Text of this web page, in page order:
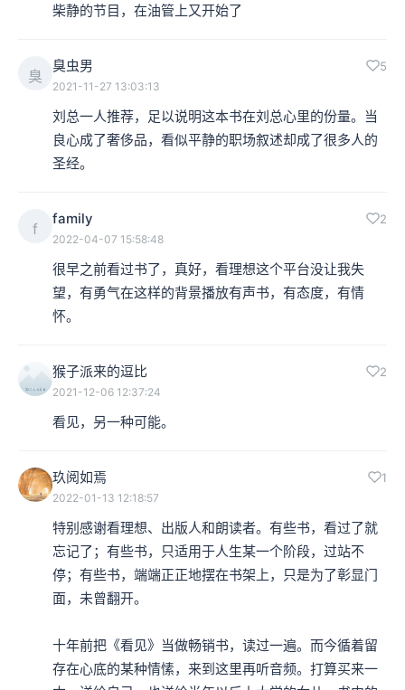
柴静的节目，在油管上又开始了
臭
臭虫男 5
2021-11-27 13:03:13
刘总一人推荐，足以说明这本书在刘总心里的份量。当
良心成了奢侈品，看似平静的职场叙述却成了很多人的
圣经。
f
family 2
2022-04-07 15:58:48
很早之前看过书了，真好，看理想这个平台没让我失
望，有勇气在这样的背景播放有声书，有态度，有情
怀。
猴子派来的逗比 2
2021-12-06 12:37:24
看见，另一种可能。
玖阅如焉 1
2022-01-13 12:18:57
特别感谢看理想、出版人和朗读者。有些书，看过了就
忘记了；有些书，只适用于人生某一个阶段，过站不
停；有些书，端端正正地摆在书架上，只是为了彰显门
面，未曾翻开。
十年前把《看见》当做畅销书，读过一遍。而今循着留
存在心底的某种情愫，来到这里再听音频。打算买来一